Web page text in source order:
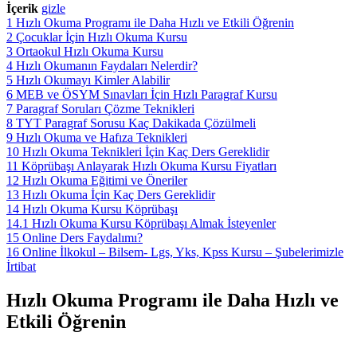
İçerik gizle
1 Hızlı Okuma Programı ile Daha Hızlı ve Etkili Öğrenin
2 Çocuklar İçin Hızlı Okuma Kursu
3 Ortaokul Hızlı Okuma Kursu
4 Hızlı Okumanın Faydaları Nelerdir?
5 Hızlı Okumayı Kimler Alabilir
6 MEB ve ÖSYM Sınavları İçin Hızlı Paragraf Kursu
7 Paragraf Soruları Çözme Teknikleri
8 TYT Paragraf Sorusu Kaç Dakikada Çözülmeli
9 Hızlı Okuma ve Hafıza Teknikleri
10 Hızlı Okuma Teknikleri İçin Kaç Ders Gereklidir
11 Köprübaşı Anlayarak Hızlı Okuma Kursu Fiyatları
12 Hızlı Okuma Eğitimi ve Öneriler
13 Hızlı Okuma İçin Kaç Ders Gereklidir
14 Hızlı Okuma Kursu Köprübaşı
14.1 Hızlı Okuma Kursu Köprübaşı Almak İsteyenler
15 Online Ders Faydalımı?
16 Online İlkokul – Bilsem- Lgs, Yks, Kpss Kursu – Şubelerimizle
İrtibat
Hızlı Okuma Programı ile Daha Hızlı ve
Etkili Öğrenin